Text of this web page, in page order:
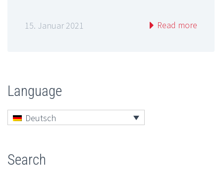
15. Januar 2021 Read more
Language
Deutsch
Search